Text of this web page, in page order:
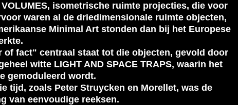
isometrische ruimte projecties, die voor
waren al de driedimensionale ruimte objecten,
Minimal Art stonden dan bij het Europese
fact" centraal staat tot die objecten, gevold door
witte LIGHT AND SPACE TRAPS, waarin het
gemoduleerd wordt.
tijd, zoals Peter Struycken en Morellet, was de
van eenvoudige reeksen.